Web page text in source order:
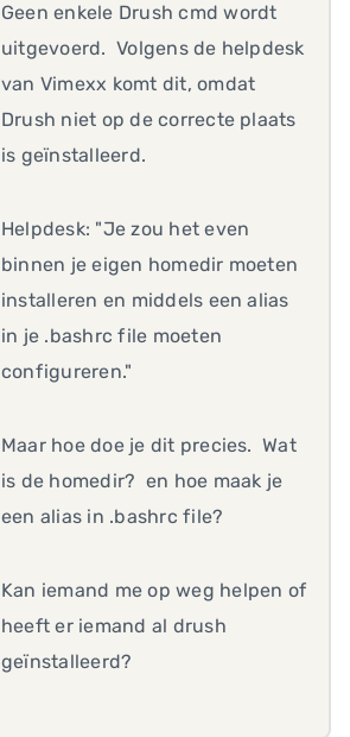
Geen enkele Drush cmd wordt
uitgevoerd. Volgens de helpdesk
van Vimexx komt dit, omdat
Drush niet op de correcte plaats
is geïnstalleerd.
Helpdesk: "Je zou het even
binnen je eigen homedir moeten
installeren en middels een alias
in je .bashrc file moeten
configureren."
Maar hoe doe je dit precies. Wat
is de homedir? en hoe maak je
een alias in .bashrc file?
Kan iemand me op weg helpen of
heeft er iemand al drush
geïnstalleerd?